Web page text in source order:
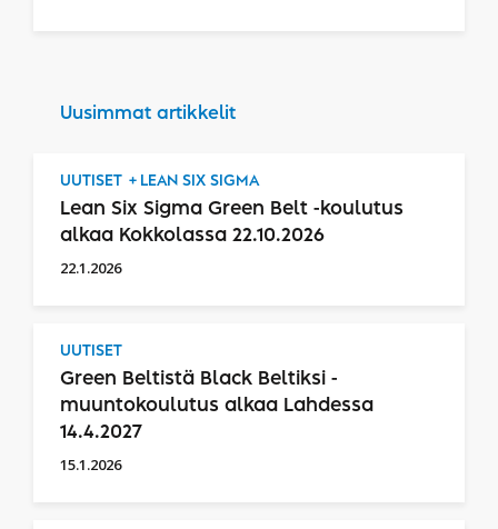
Uusimmat artikkelit
UUTISET LEAN SIX SIGMA
Lean Six Sigma Green Belt -koulutus
alkaa Kokkolassa 22.10.2026
22.1.2026
UUTISET
Green Beltistä Black Beltiksi -
muuntokoulutus alkaa Lahdessa
14.4.2027
15.1.2026